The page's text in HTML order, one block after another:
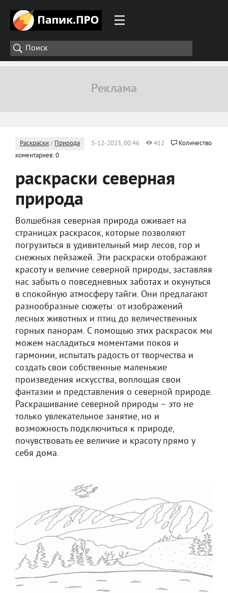
Раскраски / Природа 5-12-2023, 00:46 412
Количество
коментариев: 0
раскраски северная
природа
Волшебная северная природа оживает на
страницах раскрасок, которые позволяют
погрузиться в удивительный мир лесов, гор и
снежных пейзажей. Эти раскраски отображают
красоту и величие северной природы, заставляя
нас забыть о повседневных заботах и окунуться
в спокойную атмосферу тайги. Они предлагают
разнообразные сюжеты: от изображений
лесных животных и птиц до величественных
горных панорам. С помощью этих раскрасок мы
можем насладиться моментами покоя и
гармонии, испытать радость от творчества и
создать свои собственные маленькие
произведения искусства, воплощая свои
фантазии и представления о северной природе.
Раскрашивание северной природы – это не
только увлекательное занятие, но и
возможность подключиться к природе,
почувствовать ее величие и красоту прямо у
себя дома.